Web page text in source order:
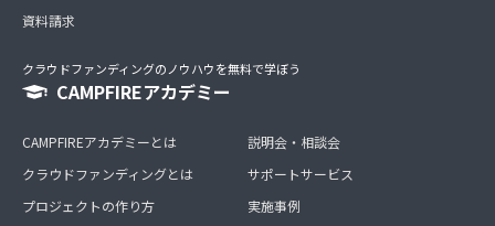
資料請求
クラウドファンディングのノウハウを無料で学ぼう
CAMPFIREアカデミー
CAMPFIREアカデミーとは
クラウドファンディングとは
プロジェクトの作り方
説明会・相談会
サポートサービス
実施事例